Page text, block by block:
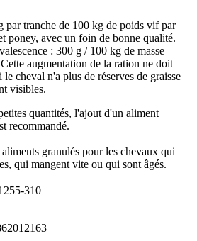
par tranche de 100 kg de poids vif par
poney, avec un foin de bonne qualité.
: 300 g / 100 kg de masse
augmentation de la ration ne doit
le cheval n'a plus de réserves de graisse
visibles.
quantités, l'ajout d'un aliment
recommandé.
granulés pour les chevaux qui
qui mangent vite ou qui sont âgés.
310